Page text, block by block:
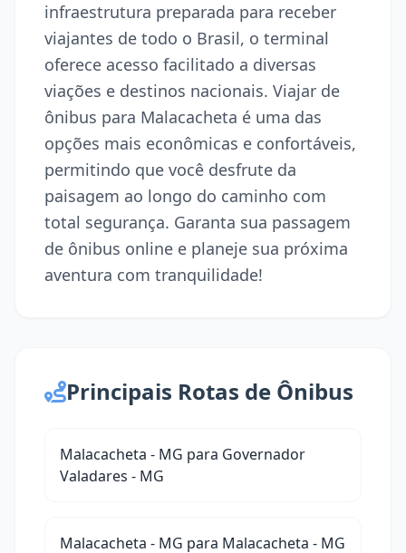
infraestrutura preparada para receber
viajantes de todo o Brasil, o terminal
oferece acesso facilitado a diversas
viações e destinos nacionais. Viajar de
ônibus para Malacacheta é uma das
opções mais econômicas e confortáveis,
permitindo que você desfrute da
paisagem ao longo do caminho com
total segurança. Garanta sua passagem
de ônibus online e planeje sua próxima
aventura com tranquilidade!
Principais Rotas de Ônibus
Malacacheta - MG para Governador
Valadares - MG
Malacacheta - MG para Malacacheta - MG